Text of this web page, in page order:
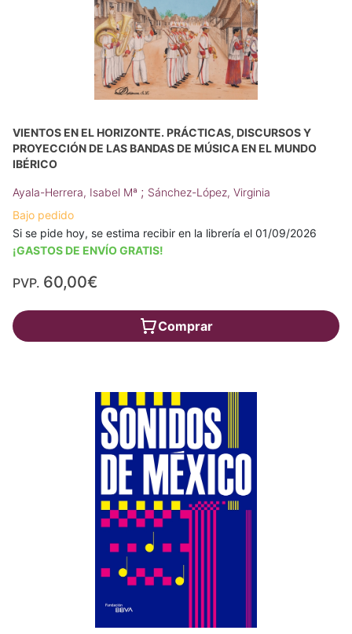
VIENTOS EN EL HORIZONTE. PRÁCTICAS, DISCURSOS Y
PROYECCIÓN DE LAS BANDAS DE MÚSICA EN EL MUNDO
IBÉRICO
Ayala-Herrera, Isabel Mª ; Sánchez-López, Virginia
Bajo pedido
Si se pide hoy, se estima recibir en la librería el 01/09/2026
¡GASTOS DE ENVÍO GRATIS!
PVP. 60,00€
Comprar